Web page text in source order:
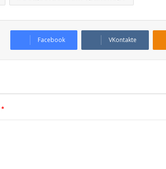
Facebook VKontakte
*